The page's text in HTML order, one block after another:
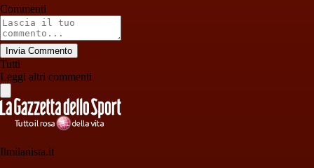
Commenti
Invia Commento
Tutti
Leggi altri commenti
Ilmilanista.it